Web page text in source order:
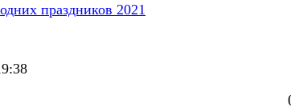
праздников 2021